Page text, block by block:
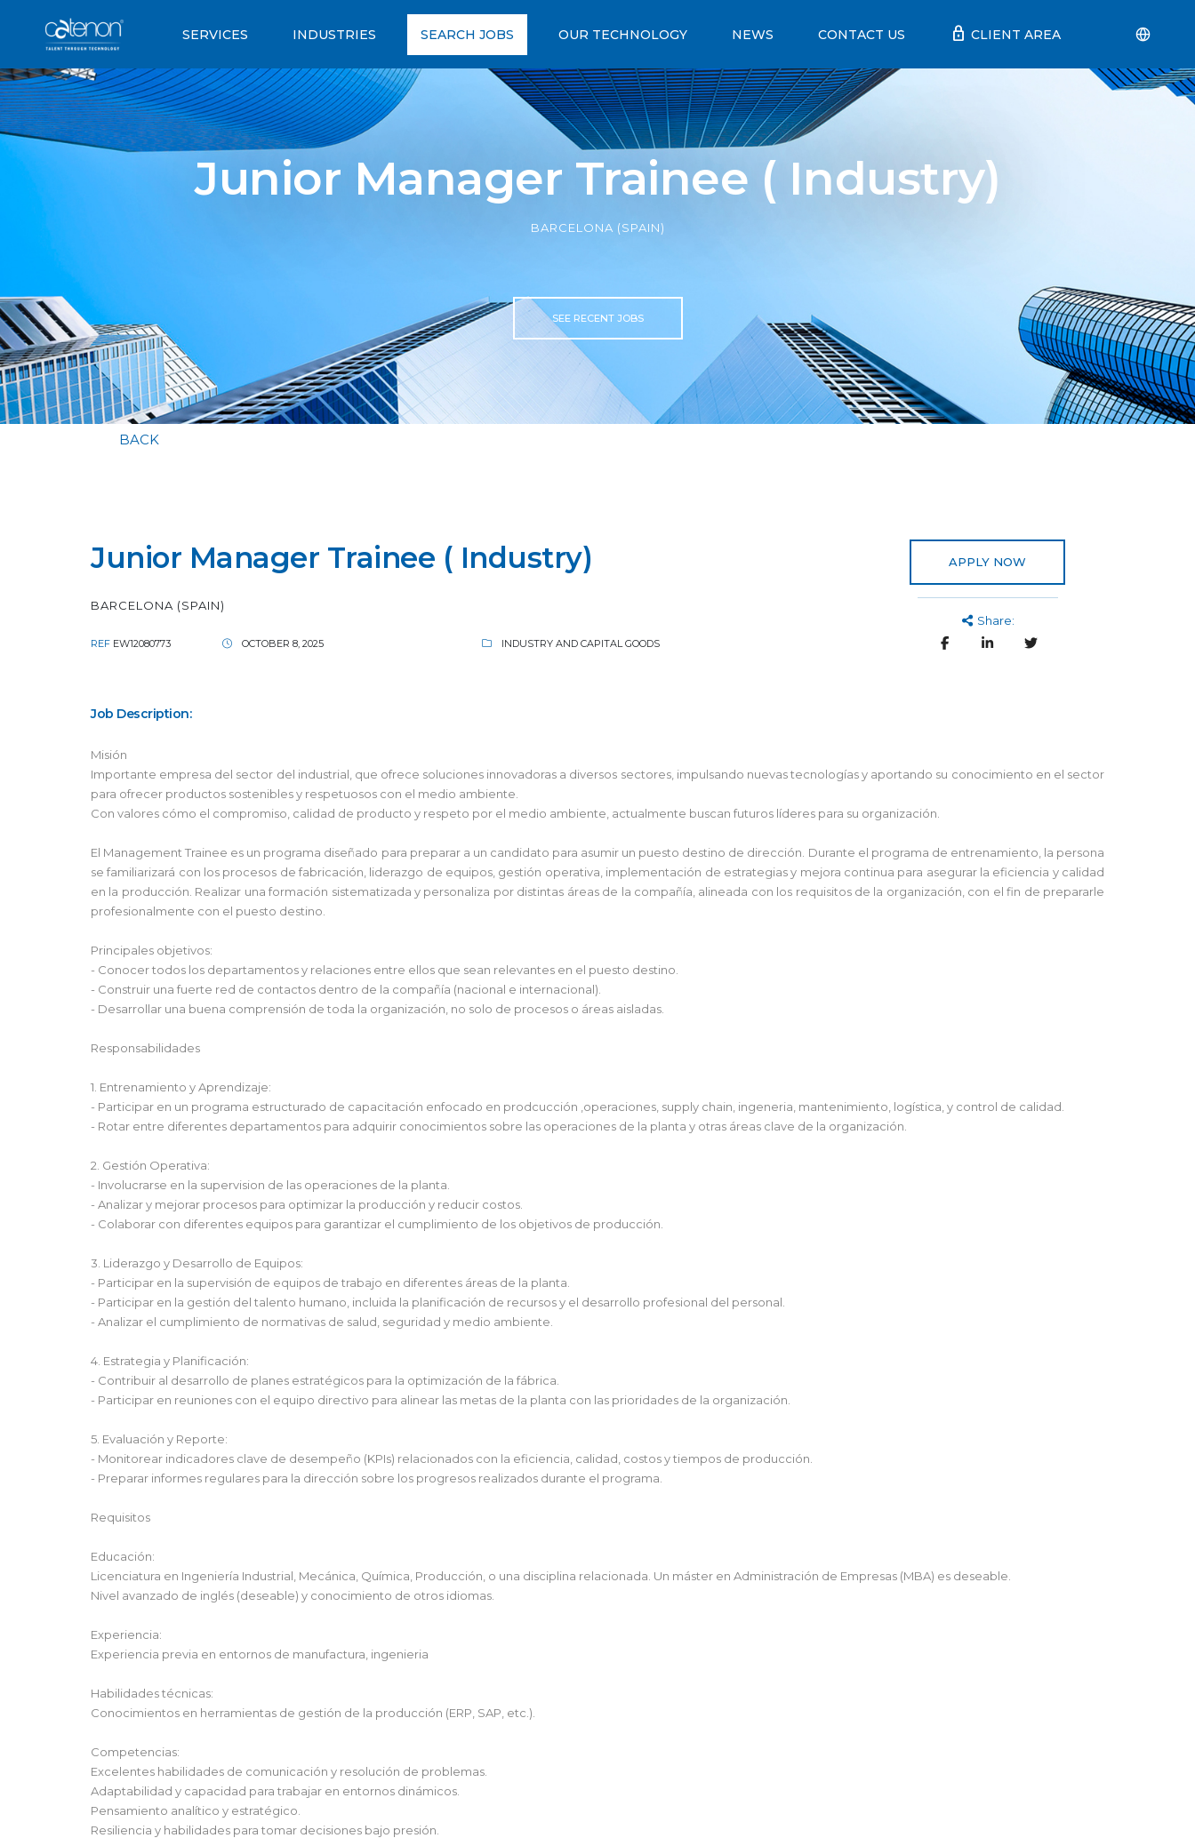
SERVICES INDUSTRIES SEARCH JOBS OUR TECHNOLOGY NEWS CONTACT US lock CLIENT AREA
Junior Manager Trainee ( Industry)
BARCELONA (SPAIN)
SEE RECENT JOBS
BACK
Junior Manager Trainee ( Industry)
BARCELONA (SPAIN)
REF EW12080773 OCTOBER 8, 2025 INDUSTRY AND CAPITAL GOODS
APPLY NOW
Share:
Job Description:
Misión
Importante empresa del sector del industrial, que ofrece soluciones innovadoras a diversos sectores, impulsando nuevas tecnologías y aportando su conocimiento en el sector
para ofrecer productos sostenibles y respetuosos con el medio ambiente.
Con valores cómo el compromiso, calidad de producto y respeto por el medio ambiente, actualmente buscan futuros líderes para su organización.
El Management Trainee es un programa diseñado para preparar a un candidato para asumir un puesto destino de dirección. Durante el programa de entrenamiento, la persona
se familiarizará con los procesos de fabricación, liderazgo de equipos, gestión operativa, implementación de estrategias y mejora continua para asegurar la eficiencia y calidad
en la producción. Realizar una formación sistematizada y personaliza por distintas áreas de la compañía, alineada con los requisitos de la organización, con el fin de prepararle
profesionalmente con el puesto destino.
Principales objetivos:
- Conocer todos los departamentos y relaciones entre ellos que sean relevantes en el puesto destino.
- Construir una fuerte red de contactos dentro de la compañía (nacional e internacional).
- Desarrollar una buena comprensión de toda la organización, no solo de procesos o áreas aisladas.
Responsabilidades
1. Entrenamiento y Aprendizaje:
- Participar en un programa estructurado de capacitación enfocado en prodcucción ,operaciones, supply chain, ingeneria, mantenimiento, logística, y control de calidad.
- Rotar entre diferentes departamentos para adquirir conocimientos sobre las operaciones de la planta y otras áreas clave de la organización.
2. Gestión Operativa:
- Involucrarse en la supervision de las operaciones de la planta.
- Analizar y mejorar procesos para optimizar la producción y reducir costos.
- Colaborar con diferentes equipos para garantizar el cumplimiento de los objetivos de producción.
3. Liderazgo y Desarrollo de Equipos:
- Participar en la supervisión de equipos de trabajo en diferentes áreas de la planta.
- Participar en la gestión del talento humano, incluida la planificación de recursos y el desarrollo profesional del personal.
- Analizar el cumplimiento de normativas de salud, seguridad y medio ambiente.
4. Estrategia y Planificación:
- Contribuir al desarrollo de planes estratégicos para la optimización de la fábrica.
- Participar en reuniones con el equipo directivo para alinear las metas de la planta con las prioridades de la organización.
5. Evaluación y Reporte:
- Monitorear indicadores clave de desempeño (KPIs) relacionados con la eficiencia, calidad, costos y tiempos de producción.
- Preparar informes regulares para la dirección sobre los progresos realizados durante el programa.
Requisitos
Educación:
Licenciatura en Ingeniería Industrial, Mecánica, Química, Producción, o una disciplina relacionada. Un máster en Administración de Empresas (MBA) es deseable.
Nivel avanzado de inglés (deseable) y conocimiento de otros idiomas.
Experiencia:
Experiencia previa en entornos de manufactura, ingenieria
Habilidades técnicas:
Conocimientos en herramientas de gestión de la producción (ERP, SAP, etc.).
Competencias:
Excelentes habilidades de comunicación y resolución de problemas.
Adaptabilidad y capacidad para trabajar en entornos dinámicos.
Pensamiento analítico y estratégico.
Resiliencia y habilidades para tomar decisiones bajo presión.